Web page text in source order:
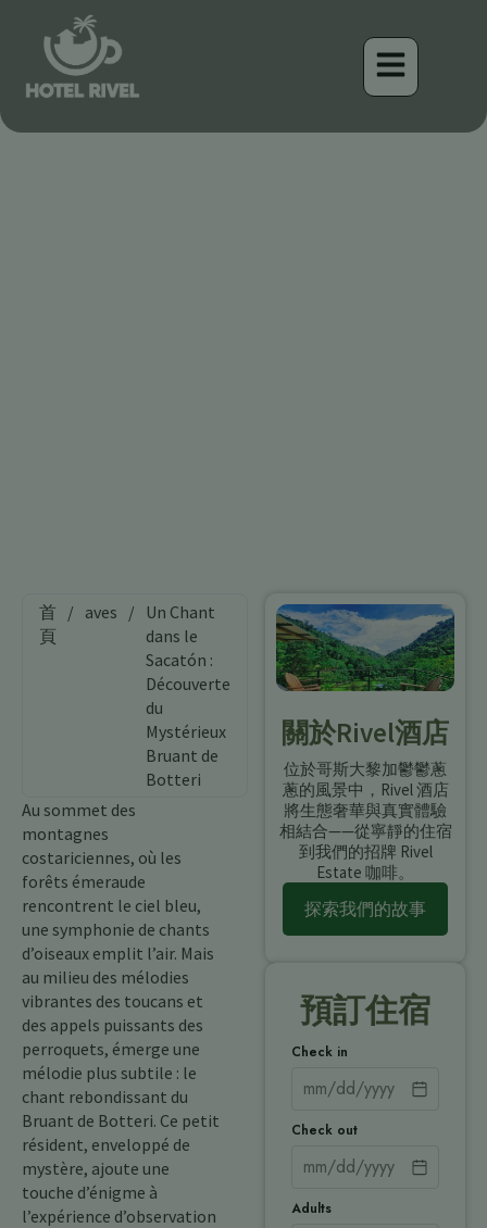
首
頁
/ aves / Un Chant
dans le
Sacatón :
Découverte
du
Mystérieux
Bruant de
Botteri
Au sommet des
montagnes
costariciennes, où les
forêts émeraude
rencontrent le ciel bleu,
une symphonie de chants
d’oiseaux emplit l’air. Mais
au milieu des mélodies
vibrantes des toucans et
des appels puissants des
perroquets, émerge une
mélodie plus subtile : le
chant rebondissant du
Bruant de Botteri. Ce petit
résident, enveloppé de
mystère, ajoute une
touche d’énigme à
l’expérience d’observation
關於Rivel酒店
位於哥斯大黎加鬱鬱蔥
蔥的風景中，Rivel 酒店
將生態奢華與真實體驗
相結合——從寧靜的住宿
到我們的招牌 Rivel
Estate 咖啡。
探索我們的故事
預訂住宿
Check in
Check out
Adults